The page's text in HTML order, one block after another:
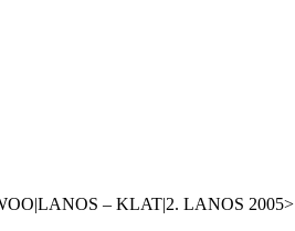
– KLAT|2. LANOS 2005>